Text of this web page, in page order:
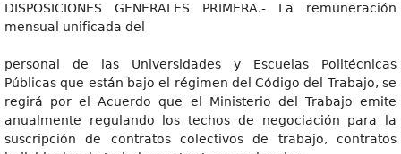
DISPOSICIONES GENERALES PRIMERA.- La remuneración
mensual unificada del
personal de las Universidades y Escuelas Politécnicas
Públicas que están bajo el régimen del Código del Trabajo, se
regirá por el Acuerdo que el Ministerio del Trabajo emite
anualmente regulando los techos de negociación para la
suscripción de contratos colectivos de trabajo, contratos